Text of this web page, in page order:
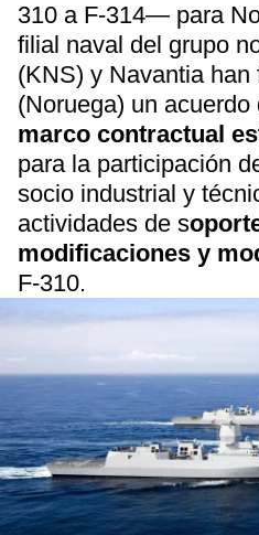
310 a F-314— para
filial naval del grupo
(KNS) y Navantia han
(Noruega) un
marco contractual
para la participación
socio industrial y
actividades de s
modificaciones y
F-310.